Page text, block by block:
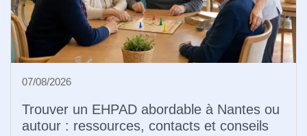
07/08/2026
Trouver un EHPAD abordable à Nantes ou
autour : ressources, contacts et conseils